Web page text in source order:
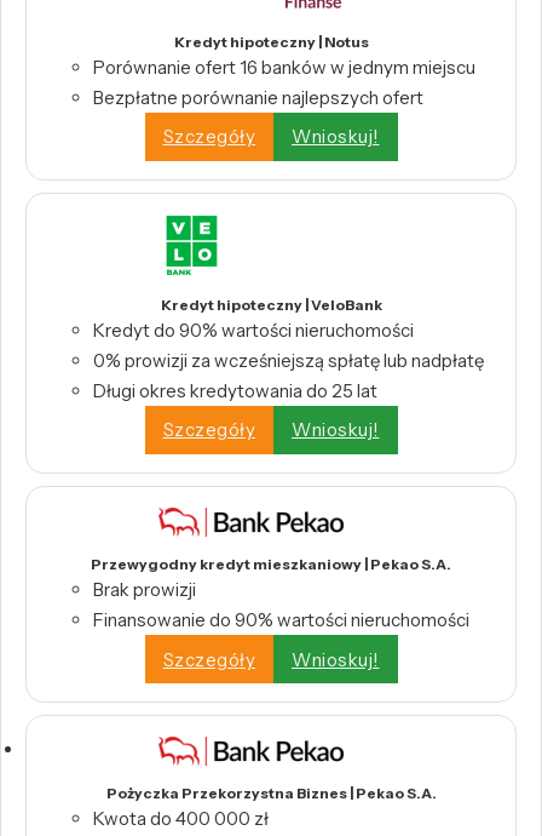
Kredyt hipoteczny | Notus
Porównanie ofert 16 banków w jednym miejscu
Bezpłatne porównanie najlepszych ofert
Szczegóły
Wnioskuj!
Kredyt hipoteczny | VeloBank
Kredyt do 90% wartości nieruchomości
0% prowizji za wcześniejszą spłatę lub nadpłatę
Długi okres kredytowania do 25 lat
Szczegóły
Wnioskuj!
Przewygodny kredyt mieszkaniowy | Pekao S.A.
Brak prowizji
Finansowanie do 90% wartości nieruchomości
Szczegóły
Wnioskuj!
Pożyczka Przekorzystna Biznes | Pekao S.A.
Kwota do 400 000 zł